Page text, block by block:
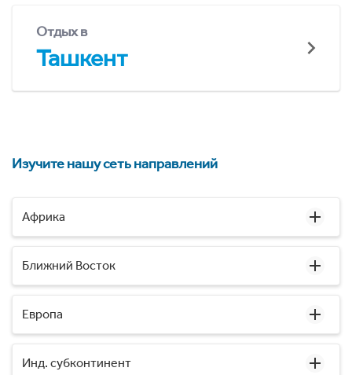
Отдых в
Ташкент
Изучите нашу сеть направлений
Африка
Ближний Восток
Европа
Инд. субконтинент